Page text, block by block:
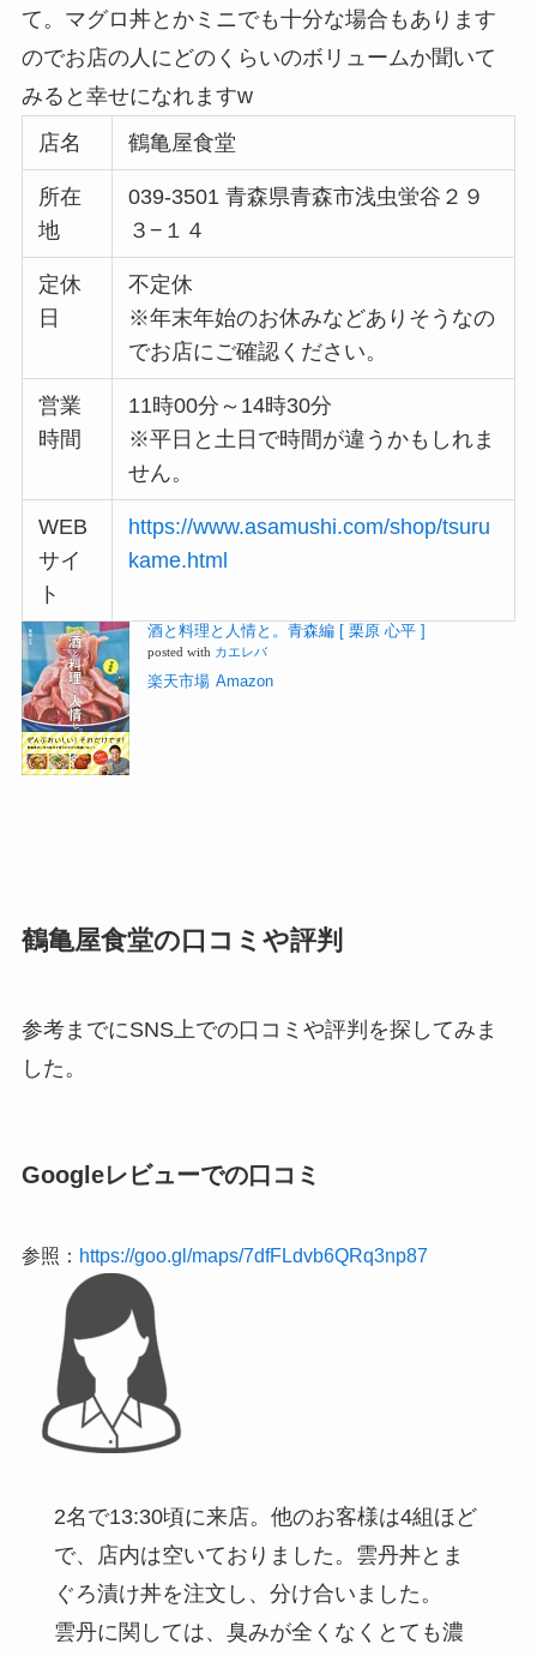
て。マグロ丼とかミニでも十分な場合もあります
のでお店の人にどのくらいのボリュームか聞いて
みると幸せになれますw
店名
鶴亀屋食堂
所在
地
039-3501 青森県青森市浅虫蛍谷２９
３−１４
定休
日
不定休
※年末年始のお休みなどありそうなの
でお店にご確認ください。
営業
時間
11時00分～14時30分
※平日と土日で時間が違うかもしれま
せん。
WEB
サイ
ト
https://www.asamushi.com/shop/tsuru
kame.html
酒と料理と人情と。青森編 [ 栗原 心平 ]
posted with カエレバ
楽天市場 Amazon
鶴亀屋食堂の口コミや評判
参考までにSNS上での口コミや評判を探してみま
した。
Googleレビューでの口コミ
参照： https://goo.gl/maps/7dfFLdvb6QRq3np87
2名で13:30頃に来店。他のお客様は4組ほど
で、店内は空いておりました。雲丹丼とま
ぐろ漬け丼を注文し、分け合いました。
雲丹に関しては、臭みが全くなくとても濃